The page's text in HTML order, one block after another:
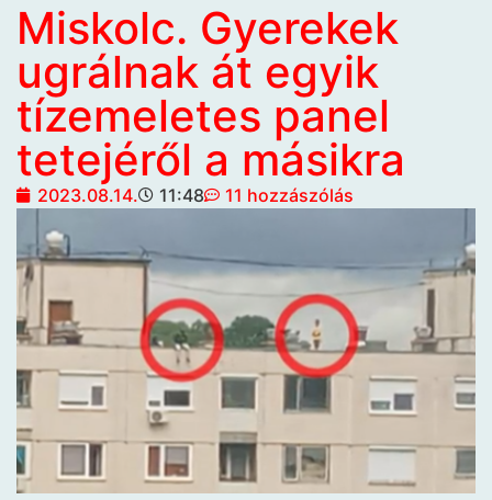
Miskolc. Gyerekek
ugrálnak át egyik
tízemeletes panel
tetejéről a másikra
2023.08.14. 11:48 11 hozzászólás